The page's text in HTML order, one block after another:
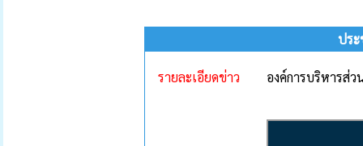
ปร
รายละเอียดข่าว องค์การบริหารส่